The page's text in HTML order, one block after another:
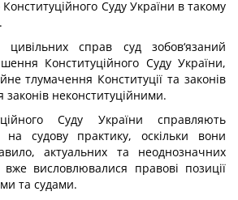
Суду України в такому
справ суд зобов‘язаний
Конституційного Суду України,
тлумачення Конституції та законів
неконституційними.
Суду України справляють
судову практику, оскільки вони
актуальних та неоднозначних
висловлювалися правові позиції
та судами.